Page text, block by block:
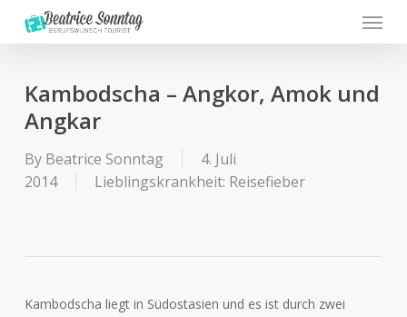
Menu
Kambodscha – Angkor, Amok und
Angkar
By Beatrice Sonntag
4. Juli
2014
Lieblingskrankheit: Reisefieber
Kambodscha liegt in Südostasien und es ist durch zwei